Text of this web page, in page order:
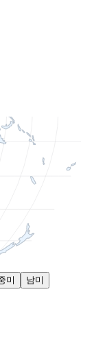
미
남미